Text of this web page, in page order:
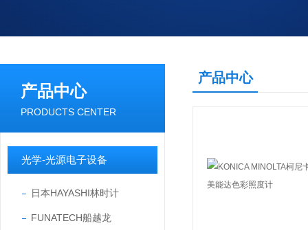
产品中心
PRODUCTS CENTER
光学-光源电子设备
日本HAYASHI林时计
FUNATECH船越龙
产品中心